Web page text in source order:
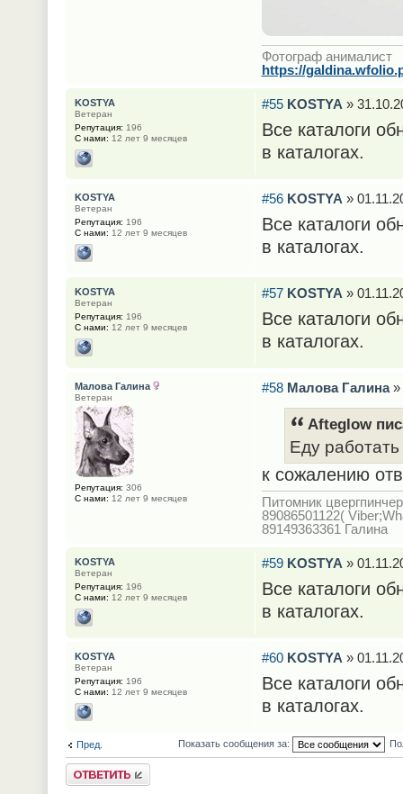
Фотограф анималист
https://
#55 KOSTYA »
Все каталоги
в каталогах.
KOSTYA
Ветеран
Репутация: 196
С нами: 12 лет 9 месяцев
#56 KOSTYA »
Все каталоги
в каталогах.
KOSTYA
Ветеран
Репутация: 196
С нами: 12 лет 9 месяцев
#57 KOSTYA »
Все каталоги
в каталогах.
KOSTYA
Ветеран
Репутация: 196
С нами: 12 лет 9 месяцев
#58 Малова Галина»
Afteglow
Еду
к сожалению
Питомник
89086501122(
89149363361 Галина
Малова Галина
Ветеран
Репутация: 306
С нами: 12 лет 9 месяцев
#59 KOSTYA »
Все каталоги
в каталогах.
KOSTYA
Ветеран
Репутация: 196
С нами: 12 лет 9 месяцев
#60 KOSTYA »
Все каталоги
в каталогах.
KOSTYA
Ветеран
Репутация: 196
С нами: 12 лет 9 месяцев
Пред. Показать сообщения за:
Ответить